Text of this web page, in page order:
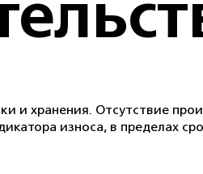
и хранения. Отсутствие
износа, в пределах